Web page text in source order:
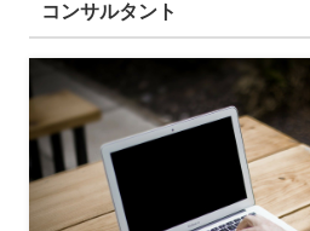
コンサルタント